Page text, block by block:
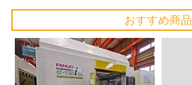
おすすめ商品